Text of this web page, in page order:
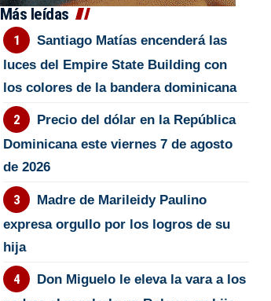
Más leídas
Santiago Matías encenderá las
luces del Empire State Building con
los colores de la bandera dominicana
Precio del dólar en la República
Dominicana este viernes 7 de agosto
de 2026
Madre de Marileidy Paulino
expresa orgullo por los logros de su
hija
Don Miguelo le eleva la vara a los